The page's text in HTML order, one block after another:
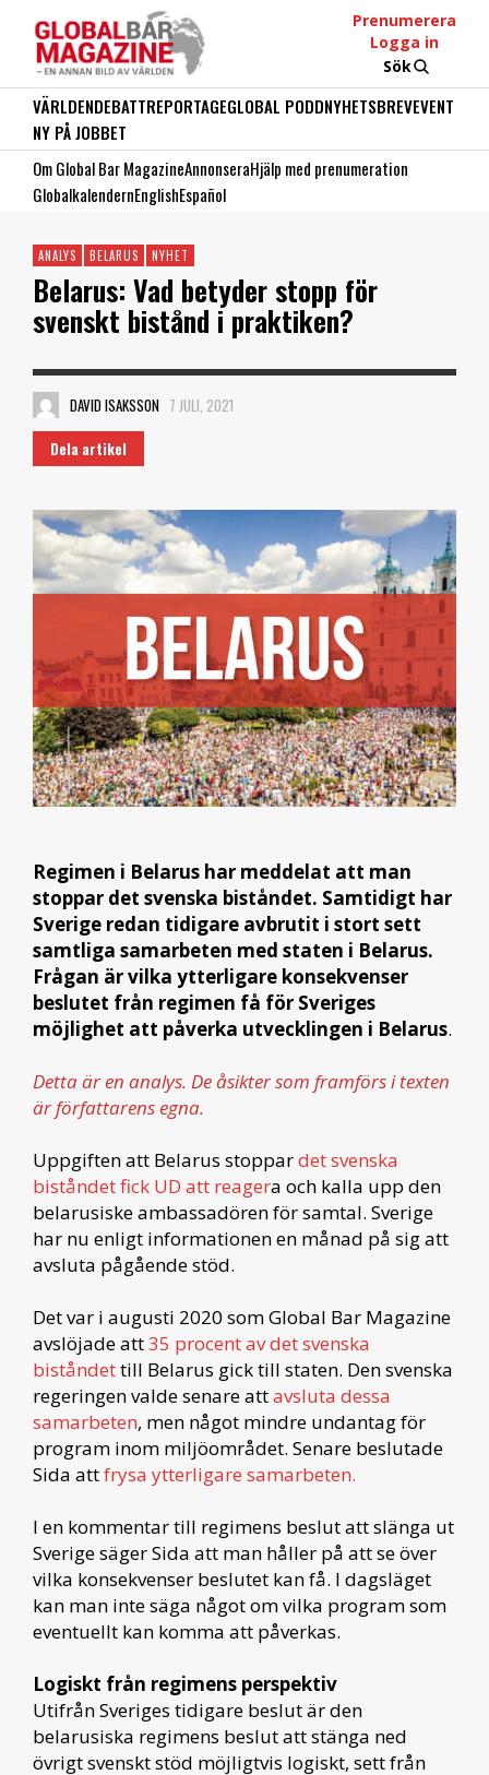
Prenumerera
Logga in
Sök
VÄRLDENDEBATTREPORTAGEGLOBAL PODDNYHETSBREVEVENT
NY PÅ JOBBET
Om Global Bar MagazineAnnonseraHjälp med prenumeration
GlobalkalendernEnglishEspañol
ANALYS BELARUS NYHET
Belarus: Vad betyder stopp för
svenskt bistånd i praktiken?
DAVID ISAKSSON 7 JULI, 2021
Dela artikel
Regimen i Belarus har meddelat att man
stoppar det svenska biståndet. Samtidigt har
Sverige redan tidigare avbrutit i stort sett
samtliga samarbeten med staten i Belarus.
Frågan är vilka ytterligare konsekvenser
beslutet från regimen få för Sveriges
möjlighet att påverka utvecklingen i Belarus.
Detta är en analys. De åsikter som framförs i texten
är författarens egna.
Uppgiften att Belarus stoppardet svenska
biståndet fick UD att reagera och kalla upp den
belarusiske ambassadören för samtal. Sverige
har nu enligt informationen en månad på sig att
avsluta pågående stöd.
Det var i augusti 2020 som Global Bar Magazine
avslöjade att35 procent av det svenska
biståndettill Belarus gick till staten. Den svenska
regeringen valde senare attavsluta dessa
samarbeten, men något mindre undantag för
program inom miljöområdet. Senare beslutade
Sida attfrysa ytterligare samarbeten.
I en kommentar till regimens beslut att slänga ut
Sverige säger Sida att man håller på att se över
vilka konsekvenser beslutet kan få. I dagsläget
kan man inte säga något om vilka program som
eventuellt kan komma att påverkas.
Logiskt från regimens perspektiv
Utifrån Sveriges tidigare beslut är den
belarusiska regimens beslut att stänga ned
övrigt svenskt stöd möjligtvis logiskt, sett från